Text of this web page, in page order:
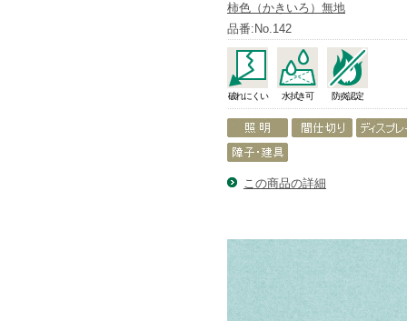
柿色（かきいろ）無地
品番:No.142
破れにくい 水拭き可 防炎認定
この商品の詳細